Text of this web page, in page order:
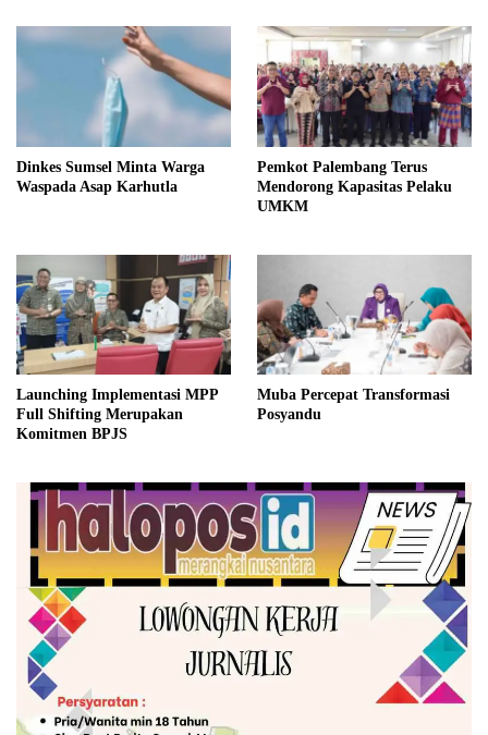
Dinkes Sumsel Minta Warga
Waspada Asap Karhutla
Pemkot Palembang Terus
Mendorong Kapasitas Pelaku
UMKM
Launching Implementasi MPP
Full Shifting Merupakan
Komitmen BPJS
Muba Percepat Transformasi
Posyandu